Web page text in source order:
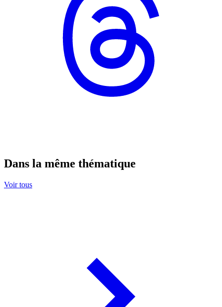
Dans la même thématique
Voir tous